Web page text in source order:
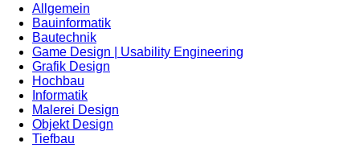
Allgemein
Bauinformatik
Bautechnik
Game Design | Usability Engineering
Grafik Design
Hochbau
Informatik
Malerei Design
Objekt Design
Tiefbau